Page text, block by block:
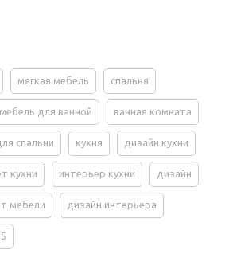
мягкая мебель спальня
мебель для ванной ванная комната
спальни кухня дизайн кухни
кухни интерьер кухни дизайн
мебели дизайн интерьера